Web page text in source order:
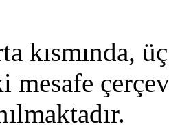
kısmında,